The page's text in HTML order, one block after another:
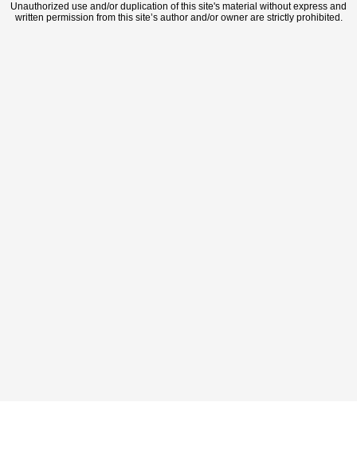
Unauthorized use and/or duplication of this site's material without express and
written permission from this site’s author and/or owner are strictly prohibited.